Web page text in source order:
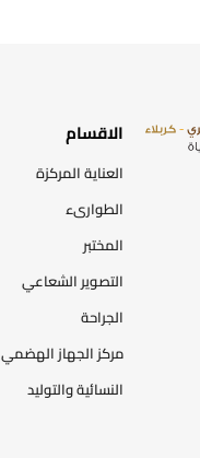
الاقسام
العناية المركزة
الطوارىء
المختبر
التصوير الشعاعي
الجراحة
مركز الجهاز الهضمي
النسائية والتوليد